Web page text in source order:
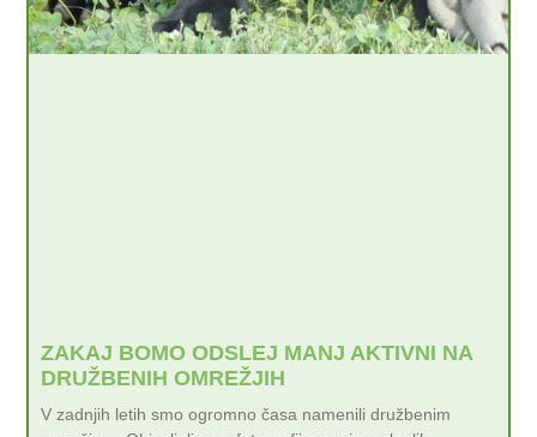
ZAKAJ BOMO ODSLEJ MANJ AKTIVNI NA
DRUŽBENIH OMREŽJIH
V zadnjih letih smo ogromno časa namenili družbenim